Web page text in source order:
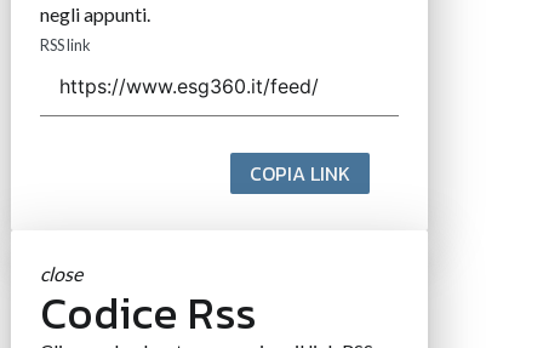
negli appunti.
RSS link
COPIA LINK
close
Codice Rss